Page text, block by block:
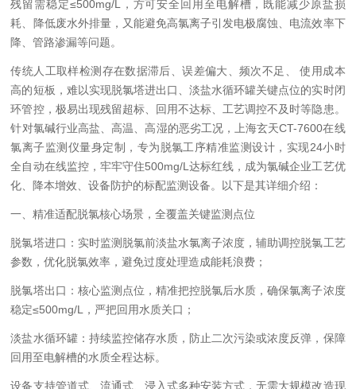
残留需稳定≤500mg/L，方可安全回用至电解槽，既能减少原盐损
耗、降低废水外排量，又能避免高氯离子引发电极腐蚀、电流效率下
降、管路渗漏等问题。
传统人工取样检测存在数据滞后、误差偏大、频次不足、 使用成本
高的短板，难以实现脱氯塔进出口、淡盐水循环罐关键点位的实时闭
环管控，极易出现残留超标、回用不达标、工艺调控不及时等隐患。
针对氯碱行业高盐、高温、高湿的恶劣工况，上海玄天CT-7600在线
氯离子监测仪量身定制，专为脱氯工序精准监测设计，实现24小时
全自动在线监控，牢牢守住500mg/L达标红线，成为氯碱企业工艺优
化、降本增效、设备防护的标配监测设备。以下是其详细介绍：
一、精准适配脱氯核心场景，全覆盖关键监测点位
脱氯塔进口：实时监测脱氯前淡盐水氯离子浓度，辅助调控脱氯工艺
参数，优化脱氯效率，避免过度处理造成能耗浪费；
脱氯塔出口：核心监测点位，精准把控脱氯后水质，确保氯离子浓度
稳定≤500mg/L，严把回用水质关口；
淡盐水循环罐：持续监控储存水质，防止二次污染或浓度反弹，保障
回用至电解槽的水质全程达标。
设备支持管道式、流通式、浸入式多种安装方式，无需大规模改造现